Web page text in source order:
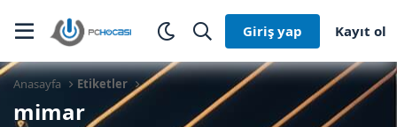
Giriş yap Kayıt ol
Anasayfa Etiketler
mimar